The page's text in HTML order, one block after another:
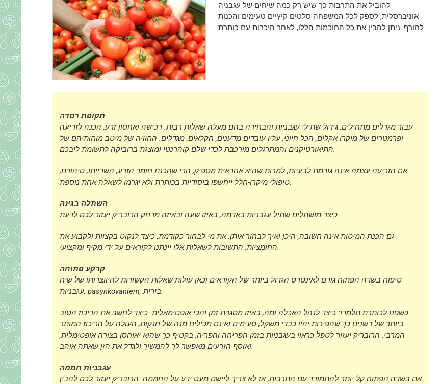
להוביל את התרבות כך שיש רק כמה שיחים של עגבניה
אוניברסלית, לספק לכל המשפחה סלטים קיץיים טעימים והכנות
לחורף. ניתן להבין את כל החוכמות הללו, לאחר היכרות עם כותרת.
תקופת רסדה
עבור מגדלים מתחילים, גידול שתילי עגבניות והבחירה בהם מעלה שאלות רבות. רכישה ואחסון זרע, הכנה לזריעה
ופרמטרים של מיקרו אקלים, הכל חיוני, עליו עובדים מדענים, חקלאים, מגדלים. החוויה של מיטב מוחותיהם של
התיאורטיקנים והמתרגלים מורכבת לכדי שלם קוהרנטי ומוצגת ברוביקה לתשומת ליבכם.
אם הזריעה עצמה אינה גורמת לבעיות, למרות שהיא אחראית מספיק, הרי שהכנת חומר הזרע, השרייתו, טיהורם,
טיפולי מיקרו-חלל ייחשפו ביסודיות בכותרת ולא יגרמו לשאלה אחת נוספת.
השתלה בגינה
כיצד מושתלים שתיל עגבניות באדמה, באיזו שעה ובאיזה מרחק הרובריק יעזור לכם לדעת.
גם הכנת המיטות אינה חשובה, היכן ואיך לבחור אותן, את מי לבחור כקודמת, כיצד לנקוט בקצוות ולקבוע את
החומציות, התשובות לשאלות אלו יינתנו לקוראים על ידי מקיף ומקצועי.
קרקע פתוחה
טיפוח בשדה הפתוח גורם לאינטרס הגדול ביותר של הקוראים וכאן עולות שאלות הקשורות להיווצרותו של שיח
עגבניות, pasynkovaniem, בירית.
כשפנו לכותרת תלמדו: כיצד לנהל האכלה ומה, באיזו מסגרת זמן והכי אופטימאלית. כיצד לחשב את הריכוז הטוב
ביותר של דשנים כך שהפירות יהיו כבדי משקל, טעימים ואינם מכילים מנה של חנקות, העולה על הריכוז המותר
המרבי. הרובריק יעזור לטפל כראוי בעגבניות בזמן הפריחה והפריה, בקטיף כך שהוא יאוחסן בצורה אופטימלית,
ואוסף הזרעים מאפשר לך להמשיך ולגדל את הזן שאתה אוהב.
עגבניות חממה
אם בשדה הפתוח קל יותר להתמודד עם התרבות, אז לא צריך ליישם מעט ידע על החממה. הרובריק יעזור לכם להבין